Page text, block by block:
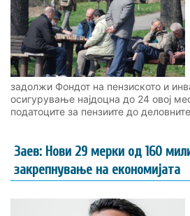
задолжи Фондот на пензиското и
осигурување најдоцна до 24 овој
податоците за пензиите до
Заев: Нови 29 мерки од 160
закрепнување на економијата